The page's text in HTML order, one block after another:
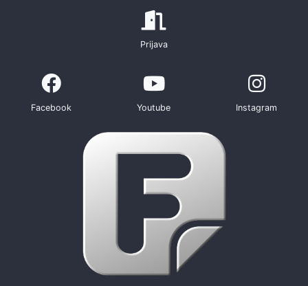
Prijava
Facebook Youtube Instagram